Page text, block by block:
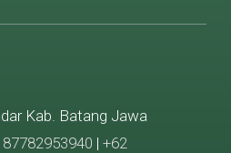
Kab. Batang Jawa
| +62